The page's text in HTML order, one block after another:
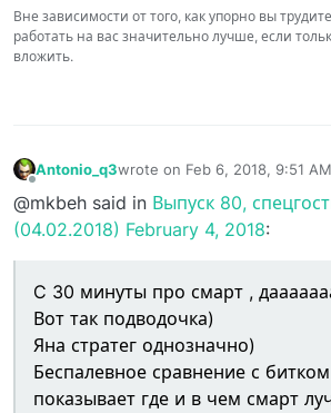
Вне зависимости от того, как упорно вы
работать на вас значительно лучше, если
вложить.
Antonio_q3wrote on Feb 6, 2018, 9:51 AM
last edited by
@mkbeh said in Выпуск 80,
(04.02.2018) February 4, 2018:
C 30 минуты про смарт ,
Вот так подводочка)
Яна стратег однозначно)
Беспалевное сравнение с
показывает где и в чем смарт